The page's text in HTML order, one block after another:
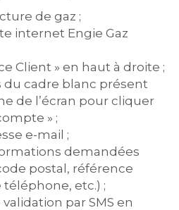
de gaz ;
internet Engie Gaz
Client » en haut à droite ;
du cadre blanc présent
de l’écran pour cliquer
» ;
e-mail ;
demandées
postal, référence
etc.) ;
par SMS en